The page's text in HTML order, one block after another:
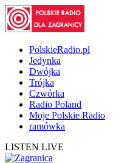
PolskieRadio.pl
Jedynka
Dwójka
Trójka
Czwórka
Radio Poland
Moje Polskie Radio
ramówka
LISTEN LIVE